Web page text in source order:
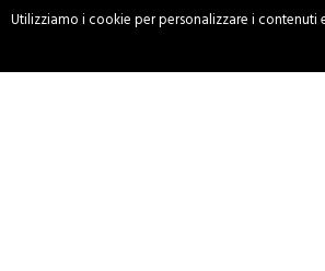
Utilizziamo i cookie per personalizzare i